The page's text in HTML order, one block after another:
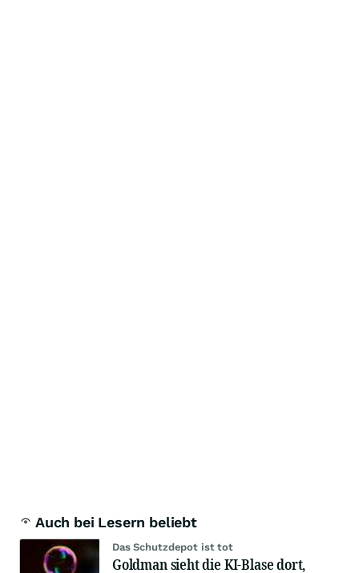
Auch bei Lesern beliebt
Das Schutzdepot ist tot
Goldman sieht die KI-Blase dort,